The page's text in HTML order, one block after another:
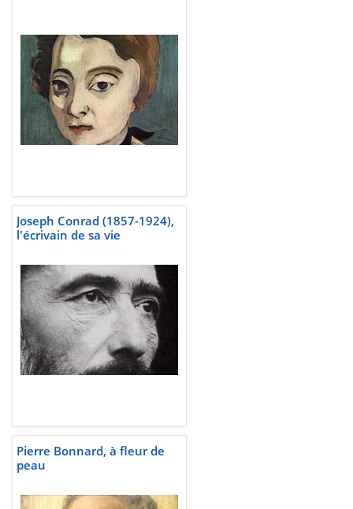
Joseph Conrad (1857-1924),
l'écrivain de sa vie
Pierre Bonnard, à fleur de
peau